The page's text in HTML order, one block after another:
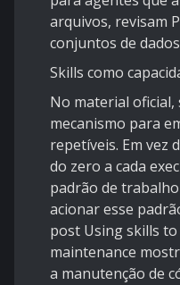
arquivos, revisam
conjuntos de
Skills como
No material oficial,
mecanismo para
repetíveis. Em vez
do zero a cada
padrão de
acionar esse
post Using skills to
maintenance
a manutenção de